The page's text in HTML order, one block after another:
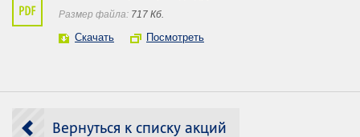
Размер файла: 717 Кб.
Скачать Посмотреть
Вернуться к списку акций